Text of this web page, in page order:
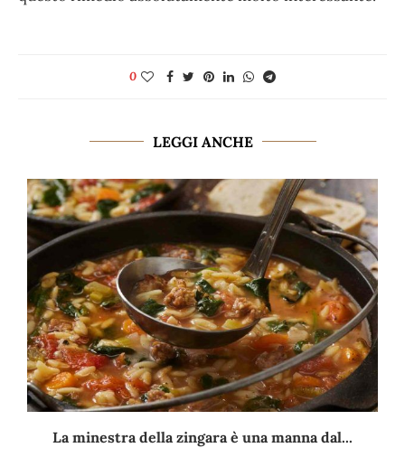
0
LEGGI ANCHE
La minestra della zingara è una manna dal...